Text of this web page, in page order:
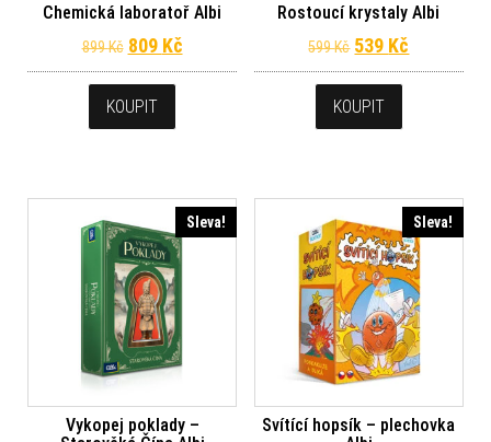
Chemická laboratoř Albi
899Kč Původní cena byla: 899 Kč.
809 KčAktuální cena je: 809 Kč.
KOUPIT
Rostoucí krystaly Albi
599Kč Původní cena
539 Kč
KOUPIT
Sleva!
Vykopej poklady –
Sleva!
Svítící hopsík – plechovka